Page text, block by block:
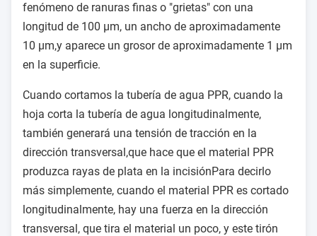
fenómeno de ranuras finas o "grietas" con una
longitud de 100 μm, un ancho de aproximadamente
10 μm,y aparece un grosor de aproximadamente 1 μm
en la superficie.
Cuando cortamos la tubería de agua PPR, cuando la
hoja corta la tubería de agua longitudinalmente,
también generará una tensión de tracción en la
dirección transversal,que hace que el material PPR
produzca rayas de plata en la incisiónPara decirlo
más simplemente, cuando el material PPR es cortado
longitudinalmente, hay una fuerza en la dirección
transversal, que tira el material un poco, y este tirón